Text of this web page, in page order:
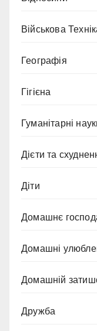
Військова
Географія
Гігієна
Гуманітарні
Дієти та
Діти
Домашнє
Домашні
Домашній
Дружба